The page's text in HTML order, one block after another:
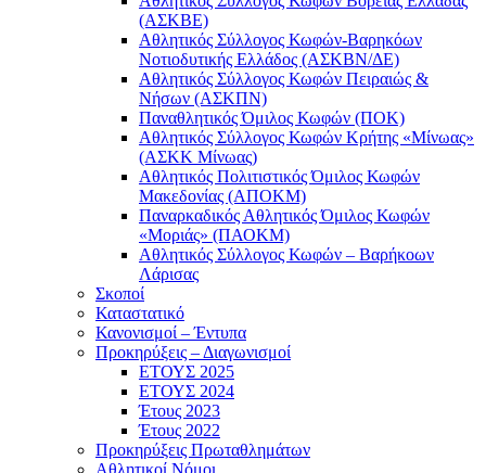
(ΑΣΚΒΕ)
Αθλητικός Σύλλογος Κωφών-Βαρηκόων
Νοτιοδυτικής Ελλάδος (ΑΣΚΒΝ/ΔΕ)
Αθλητικός Σύλλογος Κωφών Πειραιώς &
Νήσων (ΑΣΚΠΝ)
Παναθλητικός Όμιλος Κωφών (ΠΟΚ)
Αθλητικός Σύλλογος Κωφών Κρήτης «Μίνωας»
(ΑΣΚΚ Μίνωας)
Αθλητικός Πολιτιστικός Όμιλος Κωφών
Μακεδονίας (ΑΠΟΚΜ)
Παναρκαδικός Αθλητικός Όμιλος Κωφών
«Μοριάς» (ΠΑΟΚΜ)
Αθλητικός Σύλλογος Κωφών – Βαρήκοων
Λάρισας
Σκοποί
Καταστατικό
Κανονισμοί – Έντυπα
Προκηρύξεις – Διαγωνισμοί
ΕΤΟΥΣ 2025
ΕΤΟΥΣ 2024
Έτους 2023
Έτους 2022
Προκηρύξεις Πρωταθλημάτων
Αθλητικοί Νόμοι